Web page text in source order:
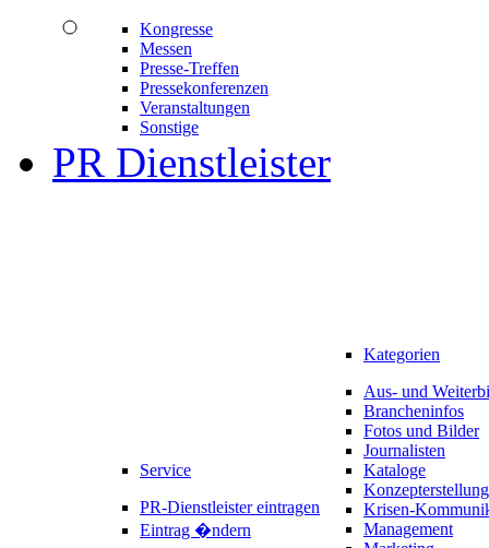
Kongresse
Messen
Presse-Treffen
Pressekonferenzen
Veranstaltungen
Sonstige
PR Dienstleister
Service
PR-Dienstleister eintragen
Eintrag �ndern
Kategorien
Aus- und
Brancheninfos
Fotos und Bilder
Journalisten
Kataloge
Konzepterstellung
Krisen-
Management